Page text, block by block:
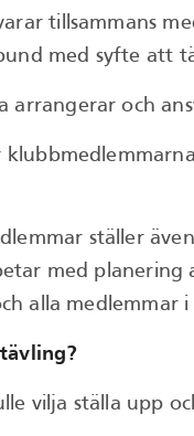
tillsammans
med syfte att
arrangerar och
ställer
med
alla
vilja ställa upp